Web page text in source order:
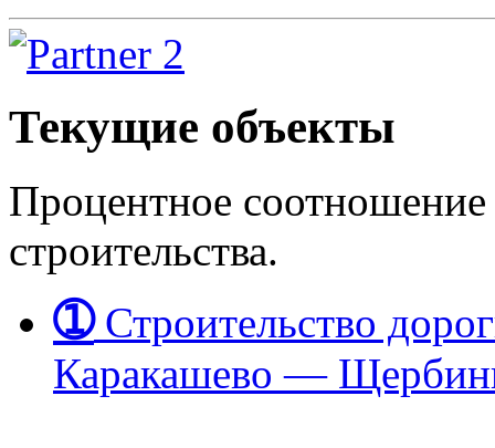
Текущие объекты
Процентное соотношение
строительства.
➀Строительство
Каракашево —